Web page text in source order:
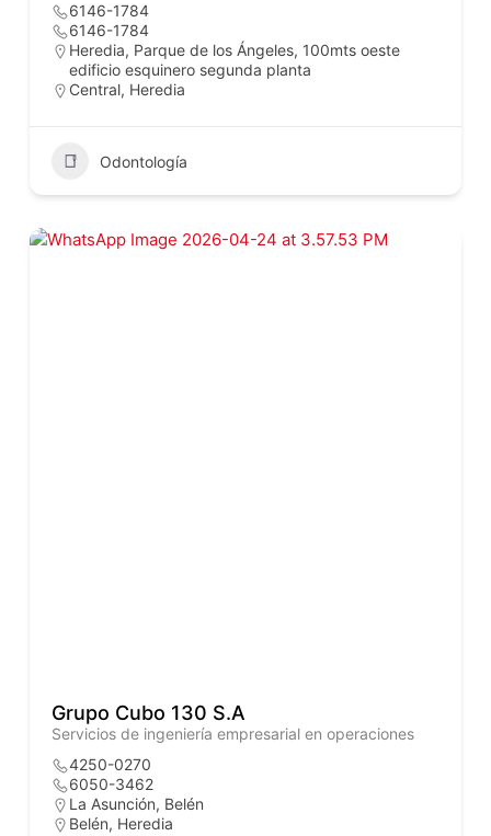
6146-1784
6146-1784
Heredia, Parque de los Ángeles, 100mts oeste
edificio esquinero segunda planta
Central, Heredia
Odontología
Grupo Cubo 130 S.A
Servicios de ingeniería empresarial en operaciones
4250-0270
6050-3462
La Asunción, Belén
Belén, Heredia